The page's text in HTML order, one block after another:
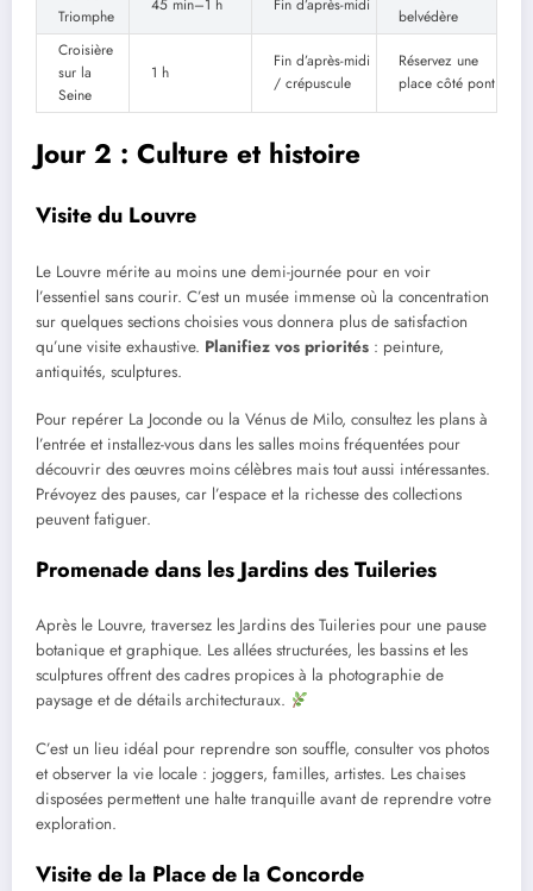
Triomphe
belvédère
Croisière
sur la
Seine
1 h
Fin d’après-midi
/ crépuscule
Réservez une
place côté pont
Jour 2 : Culture et histoire
Visite du Louvre
Le Louvre mérite au moins une demi-journée pour en voir
l’essentiel sans courir. C’est un musée immense où la concentration
sur quelques sections choisies vous donnera plus de satisfaction
qu’une visite exhaustive. Planifiez vos priorités : peinture,
antiquités, sculptures.
Pour repérer La Joconde ou la Vénus de Milo, consultez les plans à
l’entrée et installez-vous dans les salles moins fréquentées pour
découvrir des œuvres moins célèbres mais tout aussi intéressantes.
Prévoyez des pauses, car l’espace et la richesse des collections
peuvent fatiguer.
Promenade dans les Jardins des Tuileries
Après le Louvre, traversez les Jardins des Tuileries pour une pause
botanique et graphique. Les allées structurées, les bassins et les
sculptures offrent des cadres propices à la photographie de
paysage et de détails architecturaux.
C’est un lieu idéal pour reprendre son souffle, consulter vos photos
et observer la vie locale : joggers, familles, artistes. Les chaises
disposées permettent une halte tranquille avant de reprendre votre
exploration.
Visite de la Place de la Concorde